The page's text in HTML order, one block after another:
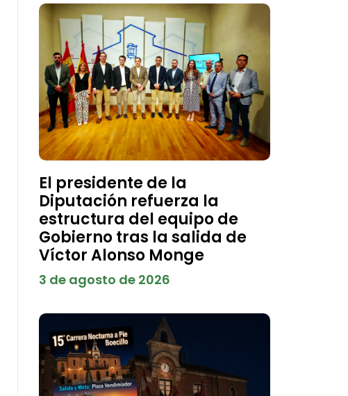
El presidente de la
Diputación refuerza la
estructura del equipo de
Gobierno tras la salida de
Víctor Alonso Monge
3 de agosto de 2026